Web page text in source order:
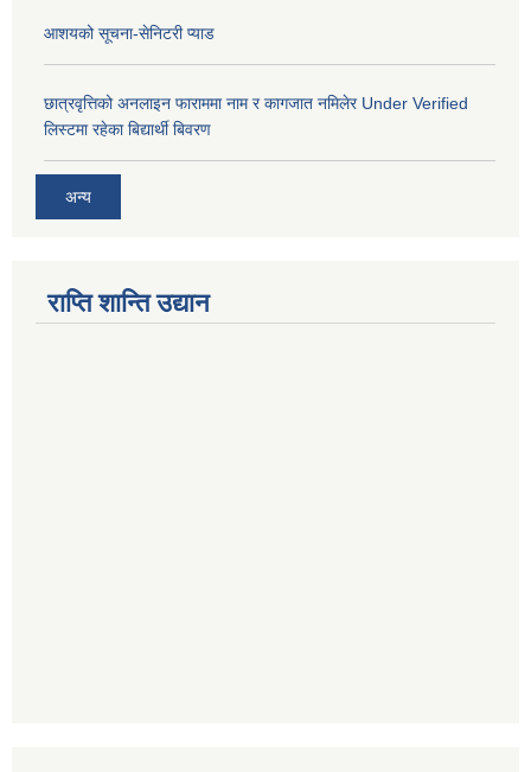
आशयको सूचना-सेनिटरी प्याड
छात्रवृत्तिको अनलाइन फाराममा नाम र कागजात नमिलेर Under Verified
लिस्टमा रहेका बिद्यार्थी बिवरण
अन्य
राप्ति शान्ति उद्यान